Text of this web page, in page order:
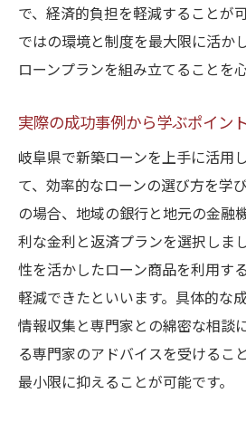
で、経済的負担を軽減することが
ではの環境と制度を最大限に活か
ローンプランを組み立てることを
実際の成功事例から学ぶポイント
岐阜県で新築ローンを上手に活用
て、効率的なローンの選び方を学
の場合、地域の銀行と地元の金融
利な金利と返済プランを選択しま
性を活かしたローン商品を利用す
軽減できたといいます。具体的な
情報収集と専門家との綿密な相談
る専門家のアドバイスを受けるこ
最小限に抑えることが可能です。